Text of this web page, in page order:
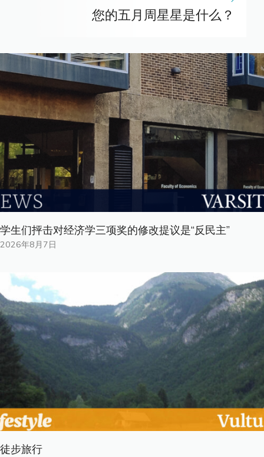
您的五月周星星是什么？
学生们抨击对经济学三项奖的修改提议是“反民主”
2026年8月7日
徒步旅行